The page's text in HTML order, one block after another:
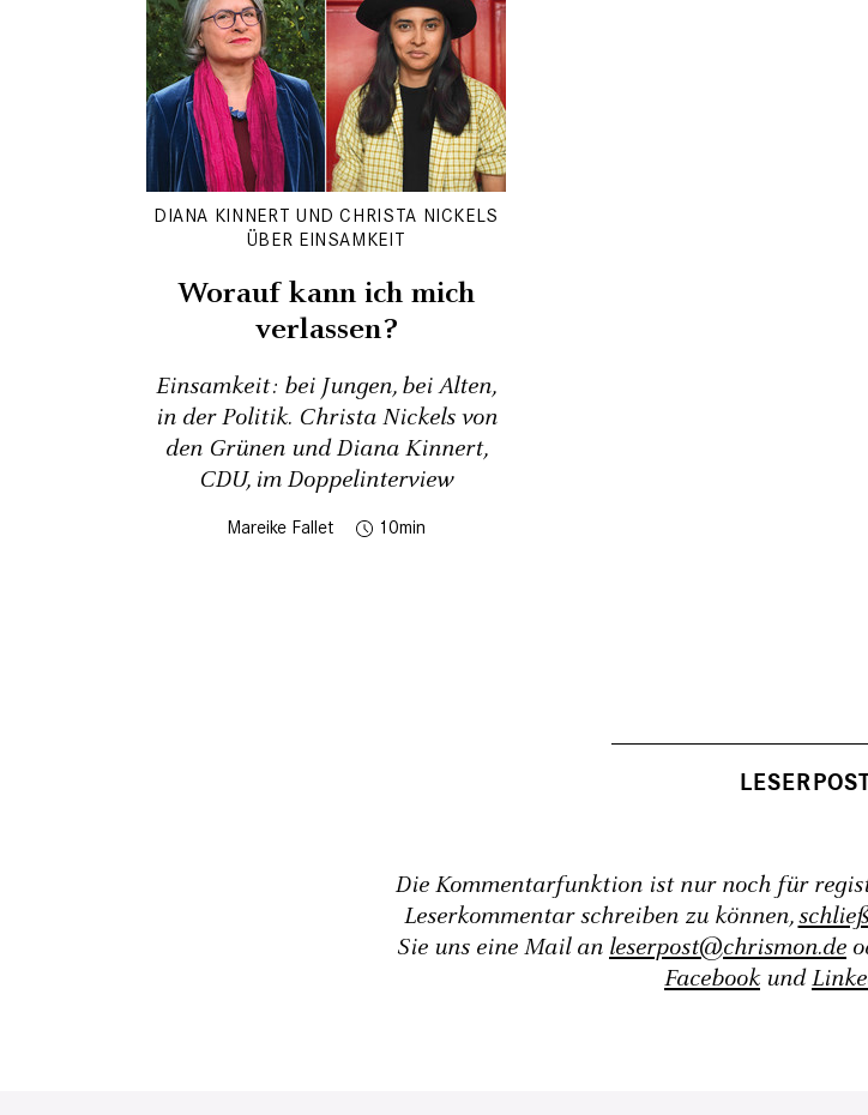
DIANA KINNERT UND CHRISTA NICKELS
ÜBER EINSAMKEIT
Worauf kann ich mich
verlassen?
Einsamkeit: bei Jungen, bei Alten,
in der Politik. Christa Nickels von
den Grünen und Diana Kinnert,
CDU, im Doppelinterview
Mareike Fallet 10
Die Kommentarfunktion ist nur noch für
Leserkommentar schreiben zu können,
Sie uns eine Mail an leserpost@chrismon.de
Facebookund